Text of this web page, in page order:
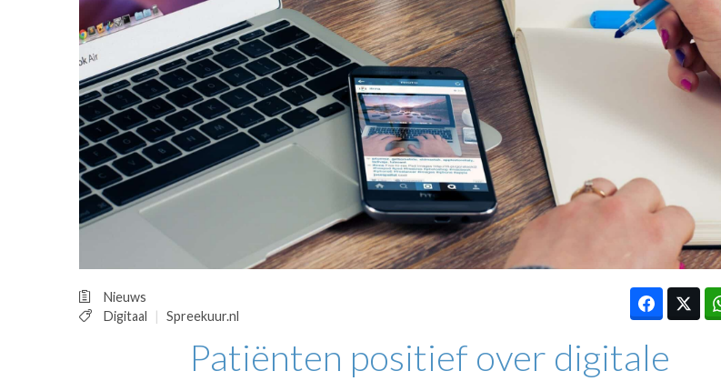
OPINIE
HUISARTSENPOST
PRAKTIJKZAKEN
TARIEVEN
VPHUISARTSEN
MEDISCHE VAKHANDEL
INLOGGEN
REGISTRATIE
Nieuws
Digitaal
Spreekuur.nl
Patiënten positief over digitale